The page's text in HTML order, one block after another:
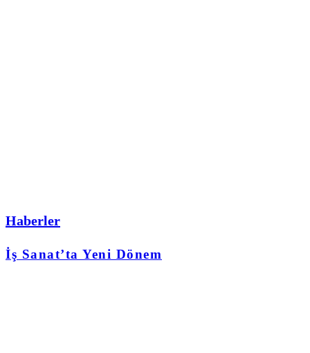
Haberler
İş Sanat’ta Yeni Dönem